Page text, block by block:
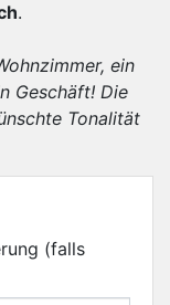
.
ein
Geschäft! Die
Tonalität
(falls